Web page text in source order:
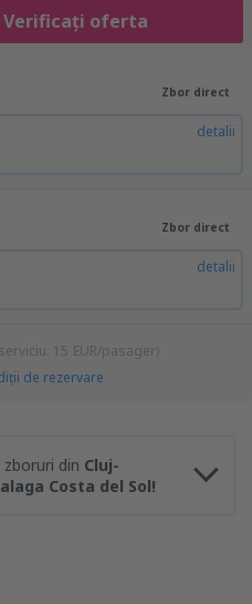
Verificați oferta
Zbor direct
detalii
Zbor direct
detalii
15 EUR/pasager)
de rezervare
din Cluj-
Costa del Sol!